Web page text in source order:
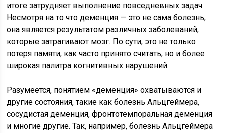
итоге затрудняет выполнение повседневных задач.
Несмотря на то что деменция — это не сама болезнь,
она является результатом различных заболеваний,
которые затрагивают мозг. По сути, это не только
потеря памяти, как часто принято считать, но и более
широкая палитра когнитивных нарушений.
Разумеется, понятием «деменция» охватываются и
другие состояния, такие как болезнь Альцгеймера,
сосудистая деменция, фронтотемпоральная деменция
и многие другие. Так, например, болезнь Альцгеймера